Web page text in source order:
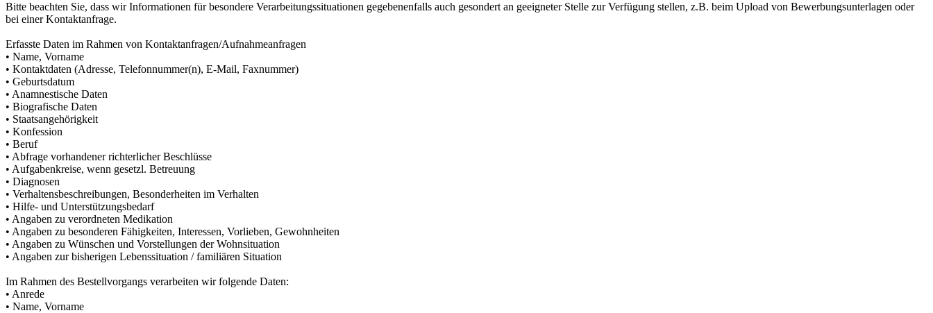
Bitte beachten Sie, dass wir Informationen für besondere Verarbeitungssituationen gegebenenfalls auch gesondert an geeigneter Stelle zur Verfügung stellen, z.B. beim Upload von Bewerbungsunterlagen oder
bei einer Kontaktanfrage.
Erfasste Daten im Rahmen von Kontaktanfragen/Aufnahmeanfragen
• Name, Vorname
• Kontaktdaten (Adresse, Telefonnummer(n), E-Mail, Faxnummer)
• Geburtsdatum
• Anamnestische Daten
• Biografische Daten
• Staatsangehörigkeit
• Konfession
• Beruf
• Abfrage vorhandener richterlicher Beschlüsse
• Aufgabenkreise, wenn gesetzl. Betreuung
• Diagnosen
• Verhaltensbeschreibungen, Besonderheiten im Verhalten
• Hilfe- und Unterstützungsbedarf
• Angaben zu verordneten Medikation
• Angaben zu besonderen Fähigkeiten, Interessen, Vorlieben, Gewohnheiten
• Angaben zu Wünschen und Vorstellungen der Wohnsituation
• Angaben zur bisherigen Lebenssituation / familiären Situation
Im Rahmen des Bestellvorgangs verarbeiten wir folgende Daten:
• Anrede
• Name, Vorname